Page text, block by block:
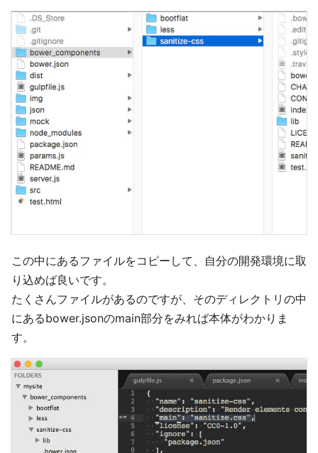
この中にあるファイルをコピーして、自分の開発環境に取
り込めば良いです。
たくさんファイルがあるのですが、そのディレクトリの中
にあるbower.jsonのmain部分をみれば本体がわかりま
す。